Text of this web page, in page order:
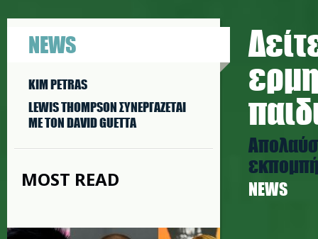
NEWS
KIM PETRAS
LEWIS THOMPSON ΣΥΝΕΡΓAΖΕΤΑΙ
ΜΕ ΤΟΝ DAVID GUETTA
MOST READ NEWS